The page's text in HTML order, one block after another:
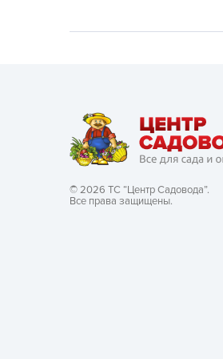
Хозяйственные товары
© 2026 ТС “Центр Садовода”.
Все права защищены.